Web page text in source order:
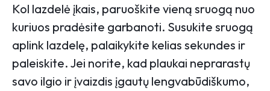
Kol lazdelė įkais, paruoškite vieną sruogą nuo
kuriuos pradėsite garbanoti. Susukite sruogą
aplink lazdelę, palaikykite kelias sekundes ir
paleiskite. Jei norite, kad plaukai neprarastų
savo ilgio ir įvaizdis įgautų lengvabūdiškumo,